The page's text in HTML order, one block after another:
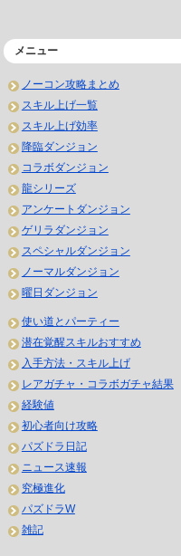
メニュー
ノーコン攻略まとめ
スキル上げ一覧
スキル上げ効率
降臨ダンジョン
コラボダンジョン
龍シリーズ
アンケートダンジョン
ゲリラダンジョン
スペシャルダンジョン
ノーマルダンジョン
曜日ダンジョン
使い道とパーティー
潜在覚醒スキルおすすめ
入手方法・スキル上げ
レアガチャ・コラボガチャ結果
経験値
初心者向け攻略
パズドラ日記
ニュース速報
究極進化
パズドラW
雑記